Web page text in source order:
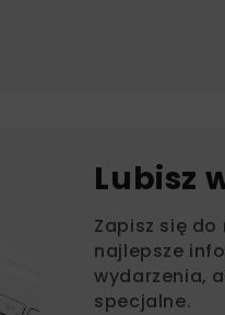
Lubisz
Zapisz się
najlepsze
wydarzenia,
specjalne.